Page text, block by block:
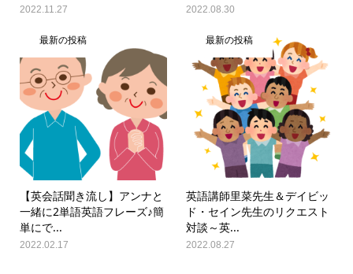
2022.11.27 2022.08.30
最新の投稿
【英会話聞き流し】アンナと
一緒に2単語英語フレーズ♪簡
単にで...
2022.02.17
最新の投稿
英語講師里菜先生＆デイビッ
ド・セイン先生のリクエスト
対談～英...
2022.08.27